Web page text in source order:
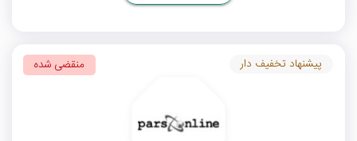
پیشنهاد تخفیف دار منقضی شده